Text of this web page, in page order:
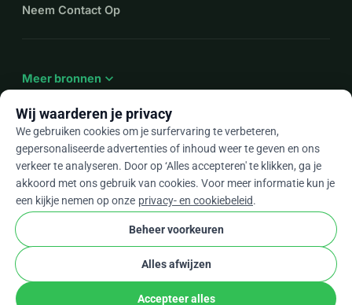
Neem Contact Op
Meer bronnen expand_more
Nlarrow_drop_down
★★★★★ 4,9 / 5 op basis van 500+ reviews
WhyDonatePrivacy en cookies
Algemene voorwaarden
Cookie-instellingen
stripe check Geverifieerde Partner
Wij waarderen je privacy
We gebruiken cookies om je surfervaring te verbeteren,
gepersonaliseerde advertenties of inhoud weer te geven en ons
verkeer te analyseren. Door op ‘Alles accepteren' te klikken, ga je
akkoord met ons gebruik van cookies. Voor meer informatie kun je
een kijkje nemen op onze privacy- en cookiebeleid.
Beheer voorkeuren
Alles afwijzen
Accepteer alles